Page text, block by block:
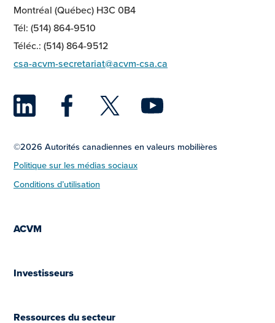
Montréal (Québec) H3C 0B4
Tél: (514) 864-9510
Téléc.: (514) 864-9512
csa-acvm-secretariat@acvm-csa.ca
LinkedIn
Facebook
Twitter
©2026 Autorités canadiennes en valeurs mobilières
Politique sur les médias sociaux
Conditions d’utilisation
ACVM
Investisseurs
Ressources du secteur